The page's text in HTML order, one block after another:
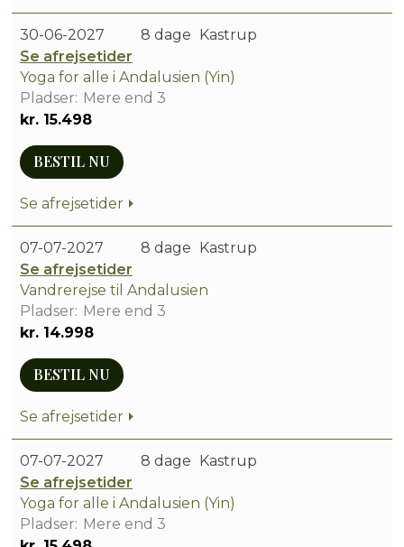
30-06-2027
Se afrejsetider
8 dage Kastrup
Yoga for alle i Andalusien (Yin)
Mere end 3
kr. 15.498
BESTIL NU
Se afrejsetider
07-07-2027
Se afrejsetider
8 dage Kastrup
Vandrerejse til Andalusien
Mere end 3
kr. 14.998
BESTIL NU
Se afrejsetider
07-07-2027
Se afrejsetider
8 dage Kastrup
Yoga for alle i Andalusien (Yin)
Mere end 3